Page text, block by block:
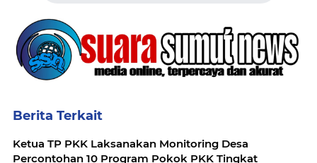
Berita Terkait
Ketua TP PKK Laksanakan Monitoring Desa
Percontohan 10 Program Pokok PKK Tingkat